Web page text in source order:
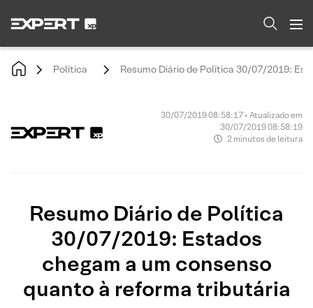
Política Resumo Diário de Política 30/07/2019:
30/07/2019 08:58:17 • Atualizado em
30/07/2019 08:58:19
2 minutos de leitura
Resumo Diário de Política
30/07/2019: Estados
chegam a um consenso
quanto à reforma tributária